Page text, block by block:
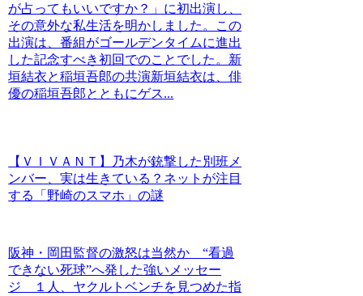
が占ってもいいですか？」に初出演し、
その意外な私生活を明かしました。この
出演は、番組がゴールデンタイムに進出
した記念すべき初回でのことでした。新
垣結衣と稲垣吾郎の共演新垣結衣は、俳
優の稲垣吾郎とともにゲス...
【ＶＩＶＡＮＴ】乃木が銃撃した別班メ
ンバー、実は生きている？ネットが注目
する「野崎のスマホ」の謎
阪神・岡田監督の激怒は当然か “看過
できない死球”へ発した強いメッセー
ジ １人、ヤクルトベンチを見つめた指